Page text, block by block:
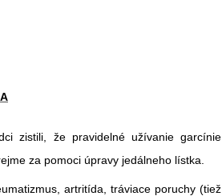
zistili, že pravidelné užívanie garcínie
za pomoci úpravy jedálneho lístka.
artritída, tráviace poruchy (tiež